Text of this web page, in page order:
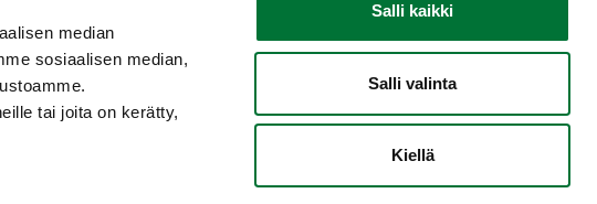
median
sosiaalisen median,
tai joita on kerätty,
Salli kaikki
Salli valinta
Kiellä
Takaisin ylös